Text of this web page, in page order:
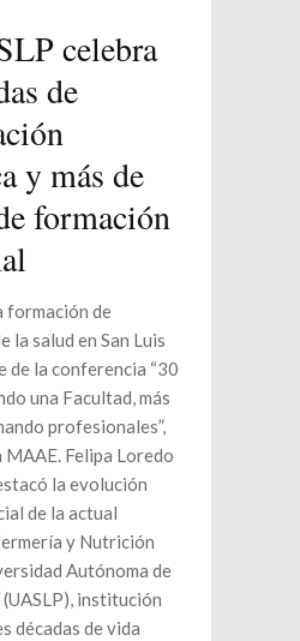
celebra
de
y más de
formación
formación de
la salud en San Luis
de la conferencia “30
una Facultad, más
profesionales”,
Felipa Loredo
la evolución
de la actual
y Nutrición
Autónoma de
institución
décadas de vida